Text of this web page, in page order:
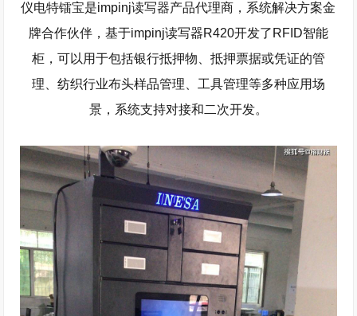
仪电特镭宝是impinj读写器产品代理商，系统解决方案金
牌合作伙伴，基于impinj读写器R420开发了RFID智能
柜，可以用于包括银行抵押物、抵押票据或凭证的管
理、纺织行业布头样品管理、工具管理等多种应用场
景，系统支持对接和二次开发。